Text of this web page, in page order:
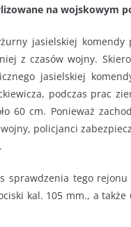
na wojskowym
jasielskiej
z czasów wojny.
jasielskiej
podczas prac
60 cm. Ponieważ
policjanci
sprawdzenia tego
kal. 105 mm., a